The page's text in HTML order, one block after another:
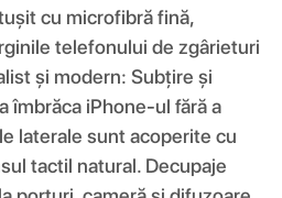
cu microfibră fină,
telefonului de zgârieturi
și modern: Subțire și
îmbrăca iPhone-ul fără a
laterale sunt acoperite cu
tactil natural. Decupaje